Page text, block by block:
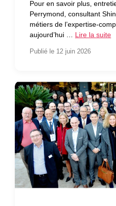
Pour en savoir plus,
Perrymond, consultant
métiers de l’expertise-
aujourd’hui … Lire la suite
Publié le 12 juin 2026